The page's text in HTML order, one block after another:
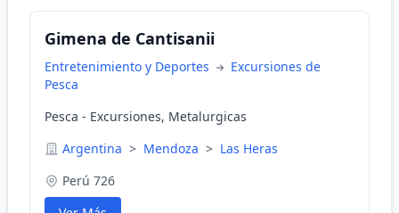
Gimena de Cantisanii
Entretenimiento y Deportes
Excursiones de
Pesca
Pesca - Excursiones, Metalurgicas
Argentina > Mendoza > Las Heras
Perú 726